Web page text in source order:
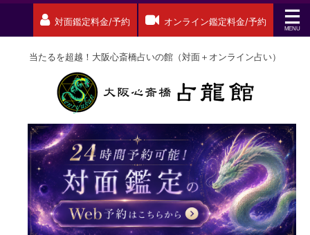
対面鑑定料金/予約 オンライン鑑定料金/予約
当たるを超越！大阪心斎橋占いの館（対面＋オンライン占い）